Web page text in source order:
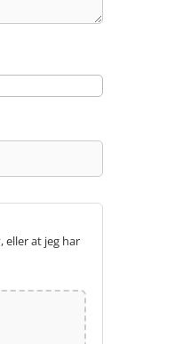
at jeg har